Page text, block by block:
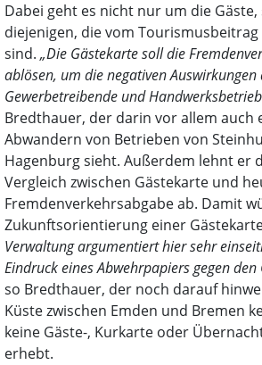
Dabei geht es nicht nur um die
diejenigen, die vom
sind. „Die Gästekarte soll die
ablösen, um die negativen
Gewerbetreibende und
Bredthauer, der darin vor allem auch
Abwandern von Betrieben von
Hagenburg sieht. Außerdem lehnt er
Vergleich zwischen Gästekarte und
Fremdenverkehrsabgabe ab. Damit
Zukunftsorientierung einer
Verwaltung argumentiert hier sehr
Eindruck eines Abwehrpapiers gegen
so Bredthauer, der noch darauf
Küste zwischen Emden und Bremen
keine Gäste-, Kurkarte oder
erhebt.